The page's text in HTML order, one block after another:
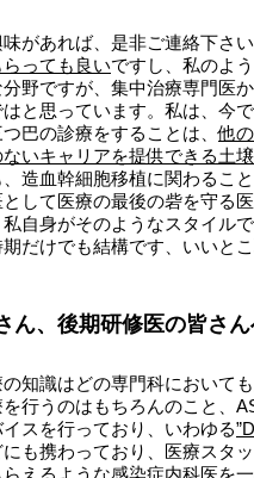
があれば、是非ご連絡下さ
っても良いですし、私のよう
野ですが、集中治療専門医
と思っています。私は、今
巴の診療をすることは、他
いキャリアを提供できる土
造血幹細胞移植に関わるこ
して医療の最後の砦を守る
自身がそのようなスタイル
だけでも結構です、いいと
ん、後期研修医の皆さ
知識はどの専門科において
を行うのはもちろんのこと、
スを行っており、いわゆる
も携わっており、医療スタ